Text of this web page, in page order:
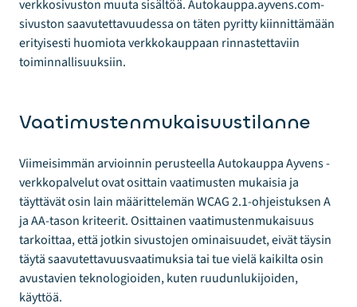
verkkosivuston muuta sisältöä. Autokauppa.ayvens.com-
sivuston saavutettavuudessa on täten pyritty kiinnittämään
erityisesti huomiota verkkokauppaan rinnastettaviin
toiminnallisuuksiin.
Vaatimustenmukaisuustilanne
Viimeisimmän arvioinnin perusteella Autokauppa Ayvens -
verkkopalvelut ovat osittain vaatimusten mukaisia ja
täyttävät osin lain määrittelemän WCAG 2.1-ohjeistuksen A
ja AA-tason kriteerit. Osittainen vaatimustenmukaisuus
tarkoittaa, että jotkin sivustojen ominaisuudet, eivät täysin
täytä saavutettavuusvaatimuksia tai tue vielä kaikilta osin
avustavien teknologioiden, kuten ruudunlukijoiden,
käyttöä.